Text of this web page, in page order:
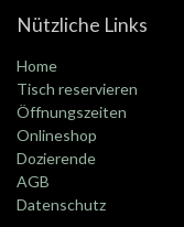
Nützliche Links
Home
Tisch reservieren
Öffnungszeiten
Onlineshop
Dozierende
AGB
Datenschutz